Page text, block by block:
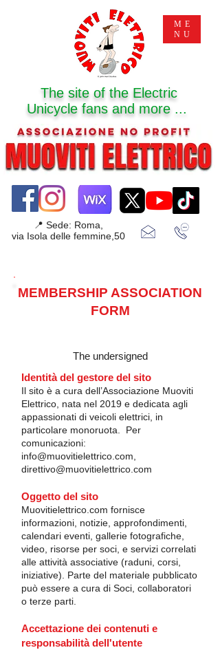
The site of the Electric
Unicycle fans and more ...
📍 Sede: Roma,
via Isola delle femmine,50
ME
NU
MEMBERSHIP ASSOCIATION
FORM
The undersigned
Identità del gestore del sito
Il sito è a cura dell’Associazione Muoviti
Elettrico, nata nel 2019 e dedicata agli
appassionati di veicoli elettrici, in
particolare monoruota. Per
comunicazioni:
info@muovitielettrico.com
direttivo@muovitielettrico.com
Oggetto del sito
Muovitielettrico.com fornisce
informazioni, notizie, approfondimenti,
calendari eventi, gallerie fotografiche,
video, risorse per soci, e servizi correlati
alle attività associative (raduni, corsi,
iniziative). Parte del materiale pubblicato
può essere a cura di Soci, collaboratori
o terze parti.
Accettazione dei contenuti e
responsabilità dell'utente